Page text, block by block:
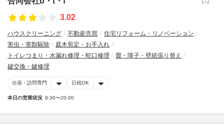
3.02
ハウスクリーニング 不動産売買
住宅リフォーム・リノベーション
害虫・害獣駆除
庭木剪定・お手入れ
トイレつまり・水漏れ修理・蛇口修理
畳・障子・壁紙張り替え
鍵交換・鍵修理
出張・訪問専門 日祝OK
本日の営業状況 9:30〜20:00